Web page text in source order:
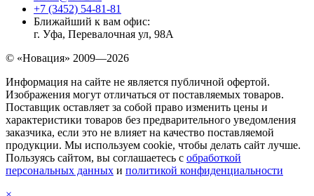
+7 (3452) 54-81-81
Ближайший к вам офис:
г. Уфа, Перевалочная ул, 98А
© «Новация» 2009—2026
Информация на сайте не является публичной офертой.
Изображения могут отличаться от поставляемых товаров.
Поставщик оставляет за собой право изменить цены и
характеристики товаров без предварительного уведомления
заказчика, если это не влияет на качество поставляемой
продукции. Мы используем cookie, чтобы делать сайт лучше.
Пользуясь сайтом, вы соглашаетесь с обработкой
персональных данных и политикой конфиденциальности